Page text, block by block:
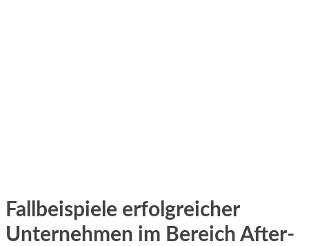
Fallbeispiele erfolgreicher
Unternehmen im Bereich After-